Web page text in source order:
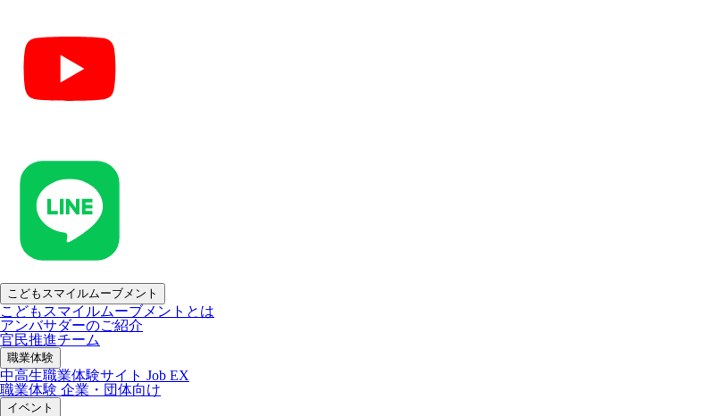
こどもスマイルムーブメント
こどもスマイルムーブメントとは
アンバサダーのご紹介
官民推進チーム
職業体験
中高生職業体験サイト Job EX
職業体験 企業・団体向け
イベント